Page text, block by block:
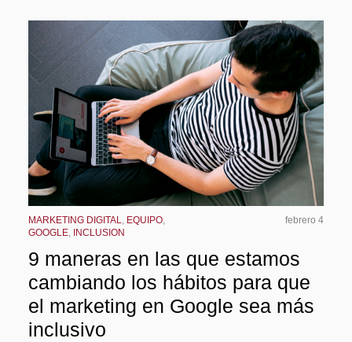
MARKETING DIGITAL, EQUIPO,
GOOGLE, INCLUSION
febrero 4
9 maneras en las que estamos
cambiando los hábitos para que
el marketing en Google sea más
inclusivo